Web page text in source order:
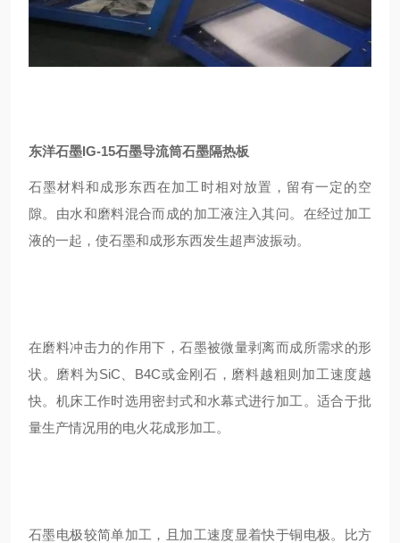
东洋石墨IG-15石墨导流筒石墨隔热板
石墨材料和成形东西在加工时相对放置，留有一定的空
隙。由水和磨料混合而成的加工液注入其问。在经过加工
液的一起，使石墨和成形东西发生超声波振动。
在磨料冲击力的作用下，石墨被微量剥离而成所需求的形
状。磨料为SiC、B4C或金刚石，磨料越粗则加工速度越
快。机床工作时选用密封式和水幕式进行加工。适合于批
量生产情况用的电火花成形加工。
石墨电极较简单加工，且加工速度显着快于铜电极。比方